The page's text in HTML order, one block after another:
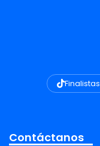
Finalistas
Contáctanos